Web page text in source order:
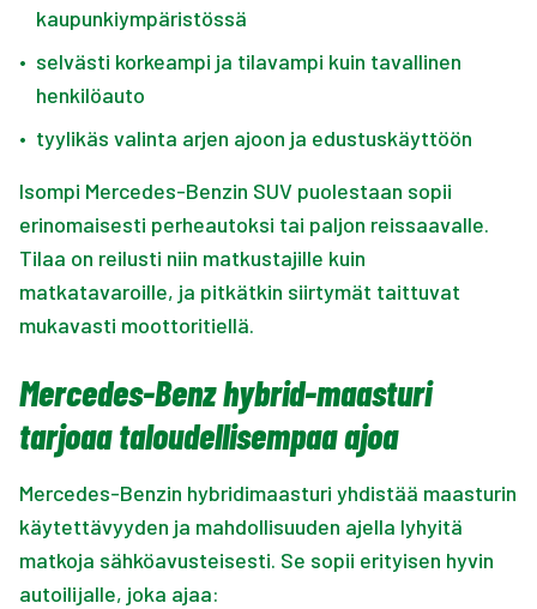
kaupunkiympäristössä
• selvästi korkeampi ja tilavampi kuin tavallinen
henkilöauto
• tyylikäs valinta arjen ajoon ja edustuskäyttöön
Isompi Mercedes-Benzin SUV puolestaan sopii
erinomaisesti perheautoksi tai paljon reissaavalle.
Tilaa on reilusti niin matkustajille kuin
matkatavaroille, ja pitkätkin siirtymät taittuvat
mukavasti moottoritiellä.
Mercedes-Benz hybrid-maasturi
tarjoaa taloudellisempaa ajoa
Mercedes-Benzin hybridimaasturi yhdistää maasturin
käytettävyyden ja mahdollisuuden ajella lyhyitä
matkoja sähköavusteisesti. Se sopii erityisen hyvin
autoilijalle, joka ajaa: